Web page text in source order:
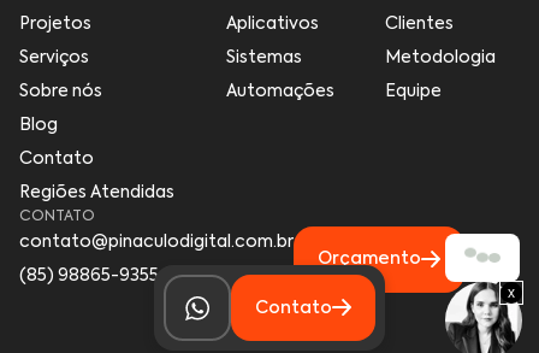
x
Projetos
Serviços
Sobre nós
Blog
Contato
Regiões Atendidas
Aplicativos
Sistemas
Automações
Clientes
Metodologia
Equipe
CONTATO
contato@pinaculodigital.com.br
(85) 98865-9355
Orçamento
Contato